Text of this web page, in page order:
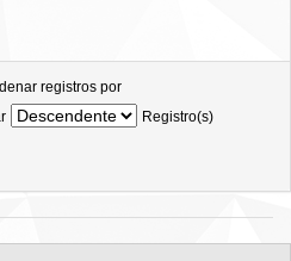
registros por
Registro(s)